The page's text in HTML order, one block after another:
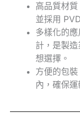
高品質材
並採用
多樣化的
計，是製
想選擇。
方便的包
內，確保